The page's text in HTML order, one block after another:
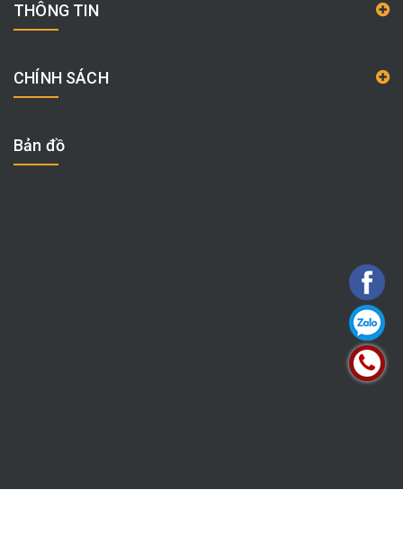
THÔNG TIN
CHÍNH SÁCH
Bản đồ